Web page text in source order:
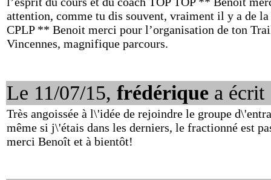
attention, comme tu dis souvent, vraiment il y a de
CPLP ** Benoit merci pour l’organisation de ton
Vincennes, magnifique parcours.
Le 11/07/15, frédérique a écrit
Très angoissée à l\'idée de rejoindre le groupe
même si j\'étais dans les derniers, le fractionné est
merci Benoît et à bientôt!